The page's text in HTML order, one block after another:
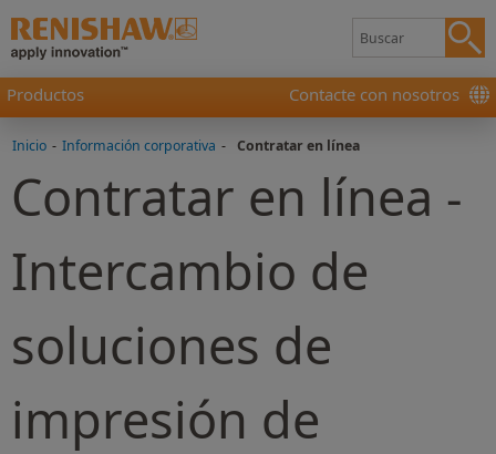
Productos Contacte con nosotros
Inicio - Información corporativa - Contratar en línea
Contratar en línea -
Intercambio de
soluciones de
impresión de